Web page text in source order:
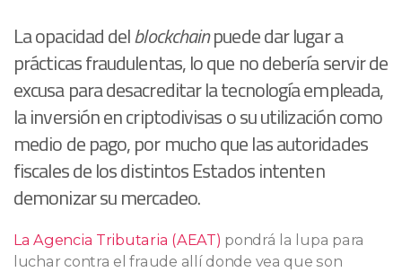
La opacidad delblockchainpuede dar lugar a
prácticas fraudulentas, lo que no debería servir de
excusa para desacreditar la tecnología empleada,
la inversión en criptodivisas o su utilización como
medio de pago, por mucho que las autoridades
fiscales de los distintos Estados intenten
demonizar su mercadeo.
La Agencia Tributaria (AEAT) pondrá la lupa para
luchar contra el fraude allí donde vea que son